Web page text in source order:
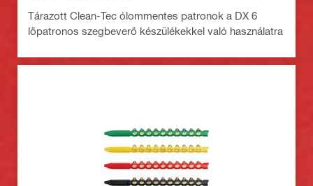
Tárazott Clean-Tec ólommentes patronok a DX 6
lőpatronos szegbeverő készülékekkel való használatra